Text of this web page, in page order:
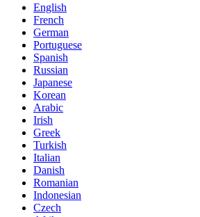
English
French
German
Portuguese
Spanish
Russian
Japanese
Korean
Arabic
Irish
Greek
Turkish
Italian
Danish
Romanian
Indonesian
Czech